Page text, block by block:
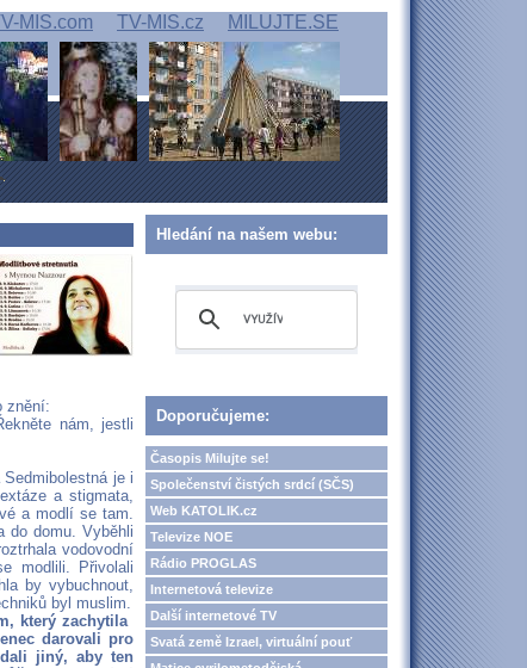
MIS.com TV-MIS.cz MILUJTE.SE
znění:
nám, jestli
je i
a stigmata,
a modlí se tam.
do domu. Vyběhli
vodovodní
modlili. Přivolali
by vybuchnout,
byl muslim.
který zachytila
darovali pro
jiný, aby ten
Hledání na našem webu:
Doporučujeme:
Časopis Milujte se!
Společenství čistých srdcí (SČS)
Web KATOLIK.cz
Televize NOE
Rádio PROGLAS
Internetová televize
Další internetové TV
Svatá země Izrael, virtuální pouť